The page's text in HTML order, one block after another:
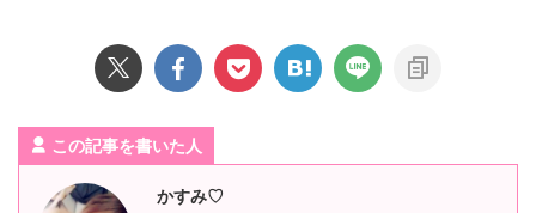
この記事を書いた人
かすみ♡